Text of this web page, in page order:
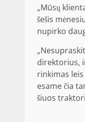
„Mūsų
šešis
nupirko
direktorius,
rinkimas
esame čia
šiuos